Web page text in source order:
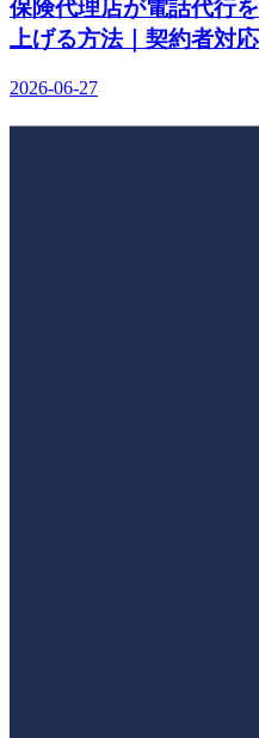
保険代理店が電話代行
上げる方法｜契約者対
2026-06-27